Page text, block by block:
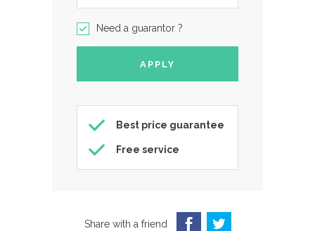
Need a guarantor ?
Best price guarantee
Free service
Share with a friend